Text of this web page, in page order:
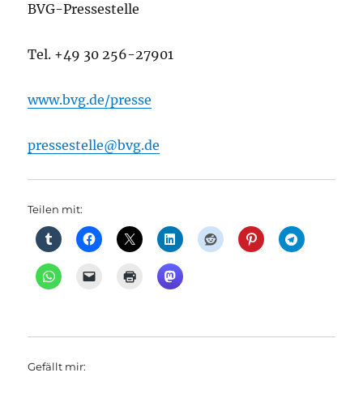
BVG-Pressestelle
Tel. +49 30 256-27901
www.bvg.de/presse
pressestelle@bvg.de
Teilen mit:
Gefällt mir: